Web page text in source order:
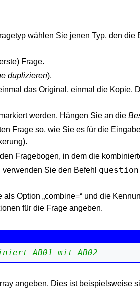
wählen Sie jenen Typ, den
Frage.
duplizieren).
das Original, einmal die Kopie.
werden. Hängen Sie an die
Frage so, wie Sie es für die
den Fragebogen, in dem die
Sie den Befehl
Option „combine=“ und die
für die Frage angeben.
AB01 mit AB02
angeben. Dies ist beispielsweise